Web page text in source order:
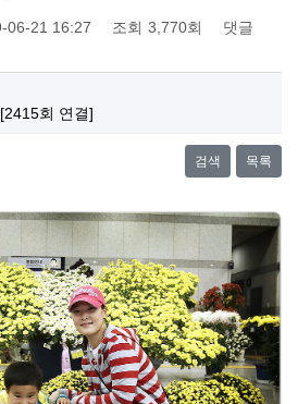
06-21 16:27 조회 3,770회
댓글
회 연결]
검색 목록